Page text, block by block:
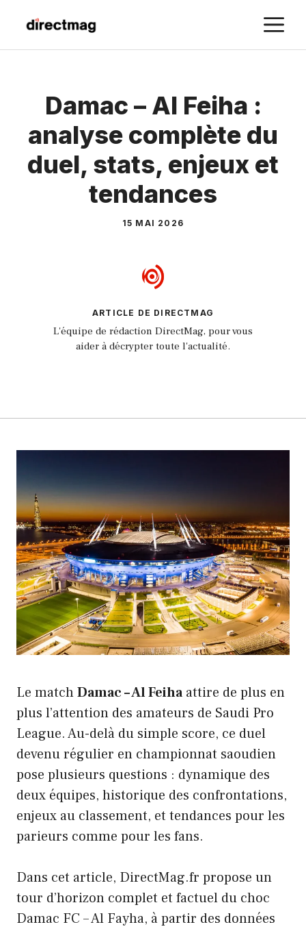
contenu
Damac – Al Feiha :
analyse complète du
duel, stats, enjeux et
tendances
15 MAI 2026
ARTICLE DE DIRECTMAG
L'équipe de rédaction DirectMag, pour vous
aider à décrypter toute l'actualité.
Le matchDamac – Al Feihaattire de plus en
plus l’attention des amateurs de Saudi Pro
League. Au-delà du simple score, ce duel
devenu régulier en championnat saoudien
pose plusieurs questions : dynamique des
deux équipes, historique des confrontations,
enjeux au classement, et tendances pour les
parieurs comme pour les fans.
Dans cet article, DirectMag.fr propose un
tour d’horizon complet et factuel du choc
Damac FC – Al Fayha, à partir des données